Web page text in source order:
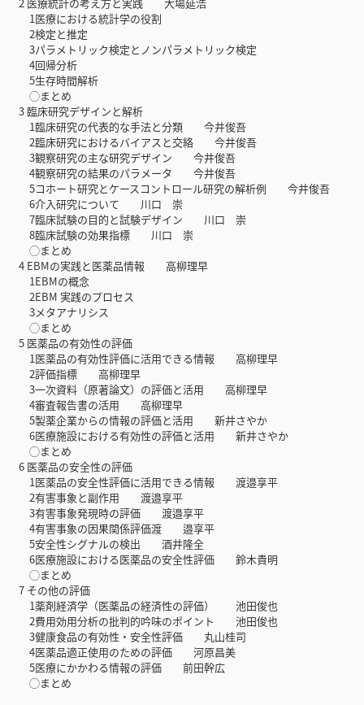
1医療における統計学の役割
2検定と推定
3パラメトリック検定とノンパラメトリック検定
4回帰分析
5生存時間解析
◯まとめ
3 臨床研究デザインと解析
1臨床研究の代表的な手法と分類 今井俊吾
2臨床研究におけるバイアスと交絡 今井俊吾
3観察研究の主な研究デザイン 今井俊吾
4観察研究の結果のパラメータ 今井俊吾
5コホート研究とケースコントロール研究の解析例 今井俊吾
6介入研究について 川口 崇
7臨床試験の目的と試験デザイン 川口 崇
8臨床試験の効果指標 川口 崇
◯まとめ
4 EBMの実践と医薬品情報 高柳理早
1EBMの概念
2EBM 実践のプロセス
3メタアナリシス
◯まとめ
5 医薬品の有効性の評価
1医薬品の有効性評価に活用できる情報 高柳理早
2評価指標 高柳理早
3一次資料（原著論文）の評価と活用 高柳理早
4審査報告書の活用 高柳理早
5製薬企業からの情報の評価と活用 新井さやか
6医療施設における有効性の評価と活用 新井さやか
◯まとめ
6 医薬品の安全性の評価
1医薬品の安全性評価に活用できる情報 渡邉享平
2有害事象と副作用 渡邉享平
3有害事象発現時の評価 渡邉享平
4有害事象の因果関係評価渡 邉享平
5安全性シグナルの検出 酒井隆全
6医療施設における医薬品の安全性評価 鈴木貴明
◯まとめ
7 その他の評価
1薬剤経済学（医薬品の経済性の評価） 池田俊也
2費用効用分析の批判的吟味のポイント 池田俊也
3健康食品の有効性・安全性評価 丸山桂司
4医薬品適正使用のための評価 河原昌美
5医療にかかわる情報の評価 前田幹広
◯まとめ